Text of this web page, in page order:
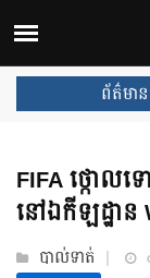
ព័ត៌មាន
ឈ្នះពានរង្វាន់បន្ថែ
FIFA ថ្កោលទ
នៅឯកីឡដ្ឋាន
បាល់ទាត់